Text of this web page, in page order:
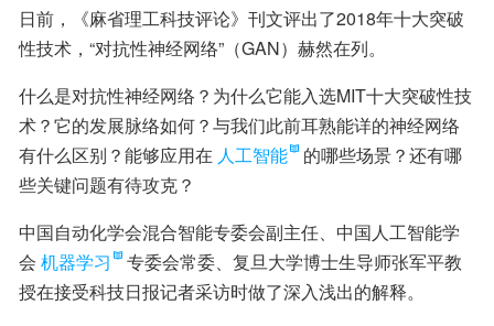
日前，《麻省理工科技评论》刊文评出了2018年十大突破
性技术，“对抗性神经网络”（GAN）赫然在列。
什么是对抗性神经网络？为什么它能入选MIT十大突破性技
术？它的发展脉络如何？与我们此前耳熟能详的神经网络
有什么区别？能够应用在 人工智能
的哪些场景？还有哪
些关键问题有待攻克？
中国自动化学会混合智能专委会副主任、中国人工智能学
会 机器学习
专委会常委、复旦大学博士生导师张军平教
授在接受科技日报记者采访时做了深入浅出的解释。